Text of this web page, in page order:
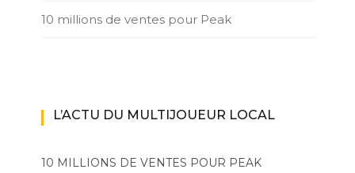
10 millions de ventes pour Peak
L’ACTU DU MULTIJOUEUR LOCAL
10 MILLIONS DE VENTES POUR PEAK